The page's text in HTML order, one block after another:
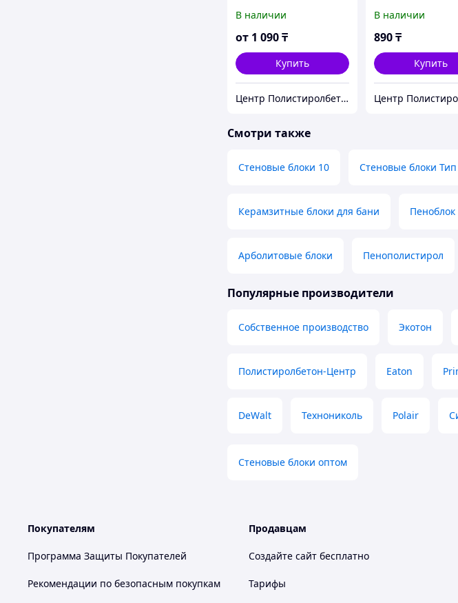
В наличии
от 1 090₸
Купить
Центр Полистиролбетона в Алматы - полистиролбетон, пеноблок, теплоблок, газоблок
В наличии
890₸
Купить
Смотри также
Стеновые блоки 10 Стеновые блоки
Керамзитные блоки для бани Пеноблок
Арболитовые блоки Пенополистирол
Популярные производители
Собственное производство Экотон
Полистиролбетон-Центр Eaton
DeWalt Технониколь Polair
Стеновые блоки оптом
Покупателям
Программа Защиты Покупателей
Рекомендации по безопасным покупкам
Продавцам
Создайте сайт бесплатно
Тарифы